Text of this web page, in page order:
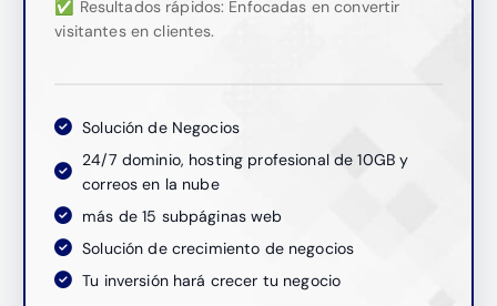
✅ Resultados rápidos: Enfocadas en convertir
visitantes en clientes.
Solución de Negocios
24/7 dominio, hosting profesional de 10GB y
correos en la nube
más de 15 subpáginas web
Solución de crecimiento de negocios
Tu inversión hará crecer tu negocio